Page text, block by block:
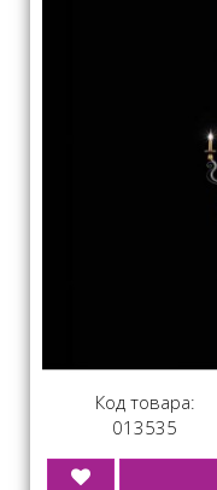
Код товара:
013535